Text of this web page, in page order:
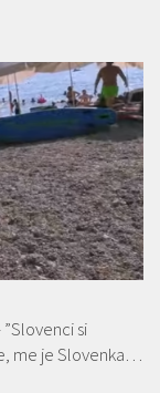
si
me je Slovenka…